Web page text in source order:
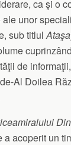
ca şi o
unor
sub titlul
de
Al Doilea
a acoperit un